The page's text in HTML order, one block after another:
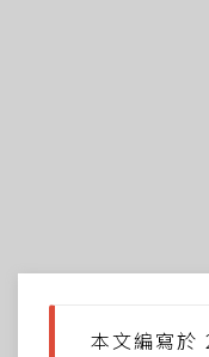
本文編寫於